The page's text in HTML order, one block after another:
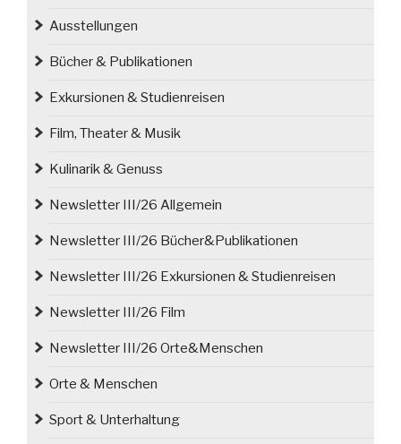
Niederschlesien“
Ausstellungen
Bücher & Publikationen
Exkursionen & Studienreisen
Film, Theater & Musik
Kulinarik & Genuss
Newsletter III/26 Allgemein
Newsletter III/26 Bücher&Publikationen
Newsletter III/26 Exkursionen & Studienreisen
Newsletter III/26 Film
Newsletter III/26 Orte&Menschen
Orte & Menschen
Sport & Unterhaltung